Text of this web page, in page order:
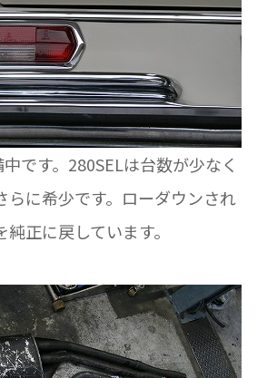
です。280SELは台数が少なく
らに希少です。ローダウンされ
正に戻しています。